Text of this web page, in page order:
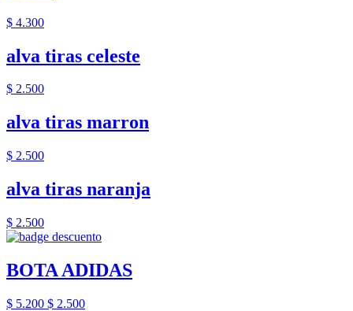
$ 4.300
alva tiras celeste
$ 2.500
alva tiras marron
$ 2.500
alva tiras naranja
$ 2.500
BOTA ADIDAS
$ 5.200 $ 2.500